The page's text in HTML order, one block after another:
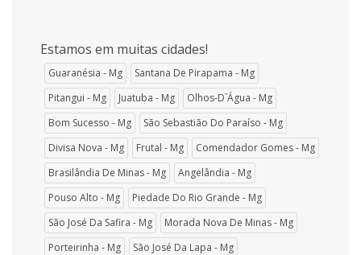
Estamos em muitas cidades!
Guaranésia - Mg
Santana De Pirapama - Mg
Pitangui - Mg
Juatuba - Mg
Olhos-D`Água - Mg
Bom Sucesso - Mg
São Sebastião Do Paraíso - Mg
Divisa Nova - Mg
Frutal - Mg
Comendador Gomes - Mg
Brasilândia De Minas - Mg
Angelândia - Mg
Pouso Alto - Mg
Piedade Do Rio Grande - Mg
São José Da Safira - Mg
Morada Nova De Minas - Mg
Porteirinha - Mg
São José Da Lapa - Mg